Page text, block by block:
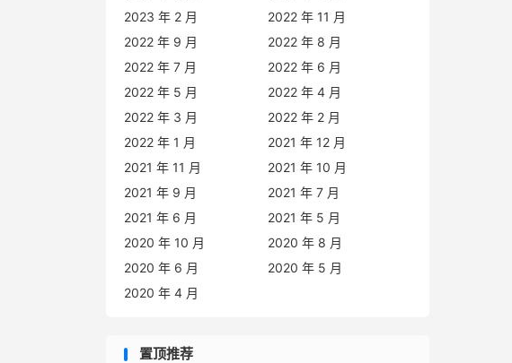
2023 年 2 月
2022 年 11 月
2022 年 9 月
2022 年 8 月
2022 年 7 月
2022 年 6 月
2022 年 5 月
2022 年 4 月
2022 年 3 月
2022 年 2 月
2022 年 1 月
2021 年 12 月
2021 年 11 月
2021 年 10 月
2021 年 9 月
2021 年 7 月
2021 年 6 月
2021 年 5 月
2020 年 10 月
2020 年 8 月
2020 年 6 月
2020 年 5 月
2020 年 4 月
置顶推荐